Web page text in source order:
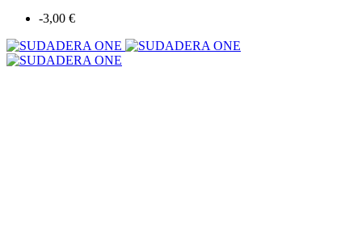
-3,00 €